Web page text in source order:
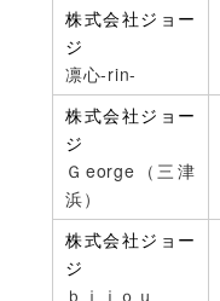
株式会社ジョー
ジ
凛心-rin-
株式会社ジョー
ジ
Ｇeorge（三津
浜）
株式会社ジョー
ジ
ｂｉｊｏｕ